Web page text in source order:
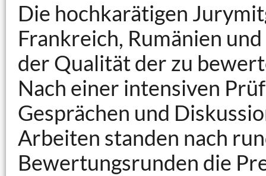
Die hochkarätigen
Frankreich, Rumänien
der Qualität der zu
Nach einer intensiven
Gesprächen und
Arbeiten standen nach
Bewertungsrunden die